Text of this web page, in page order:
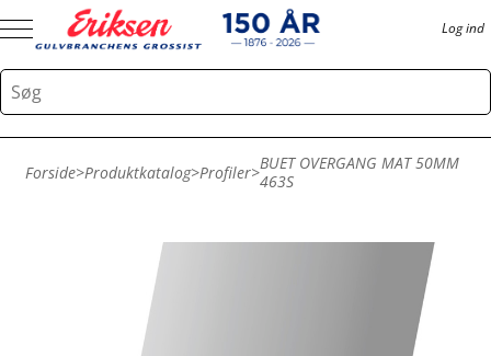
Log ind
Forside>Produktkatalog>Profiler>BUET OVERGANG MAT 50MM
463S